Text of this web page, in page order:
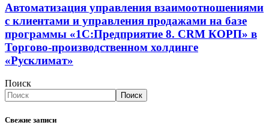
Автоматизация управления взаимоотношениями
с клиентами и управления продажами на базе
программы «1С:Предприятие 8. CRM КОРП» в
Торгово-производственном холдинге
«Русклимат»
Поиск
Поиск
Свежие записи